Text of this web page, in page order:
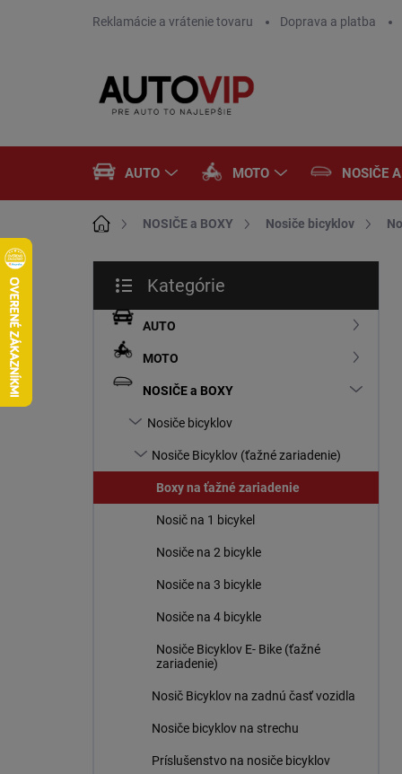
Reklamácie a vrátenie tovaru Doprava a platba
AUTO MOTO NOSIČE
DomovNOSIČE a BOXY Nosiče bicyklov
č
kategórie
Kategórie
AUTO
MOTO
NOSIČE a BOXY
Nosiče bicyklov
Nosiče Bicyklov (ťažné zariadenie)
Boxy na ťažné zariadenie
Nosič na 1 bicykel
Nosiče na 2 bicykle
Nosiče na 3 bicykle
Nosiče na 4 bicykle
Nosiče Bicyklov E- Bike (ťažné
zariadenie)
Nosič Bicyklov na zadnú časť vozidla
Nosiče bicyklov na strechu
Príslušenstvo na nosiče bicyklov